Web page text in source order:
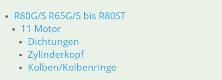
R80G/S R65G/S bis R80ST
11 Motor
Dichtungen
Zylinderkopf
Kolben/Kolbenringe
12 Motorelektrik
13 Vergaser
16 Tank
18 Auspuff
21 Kupplung